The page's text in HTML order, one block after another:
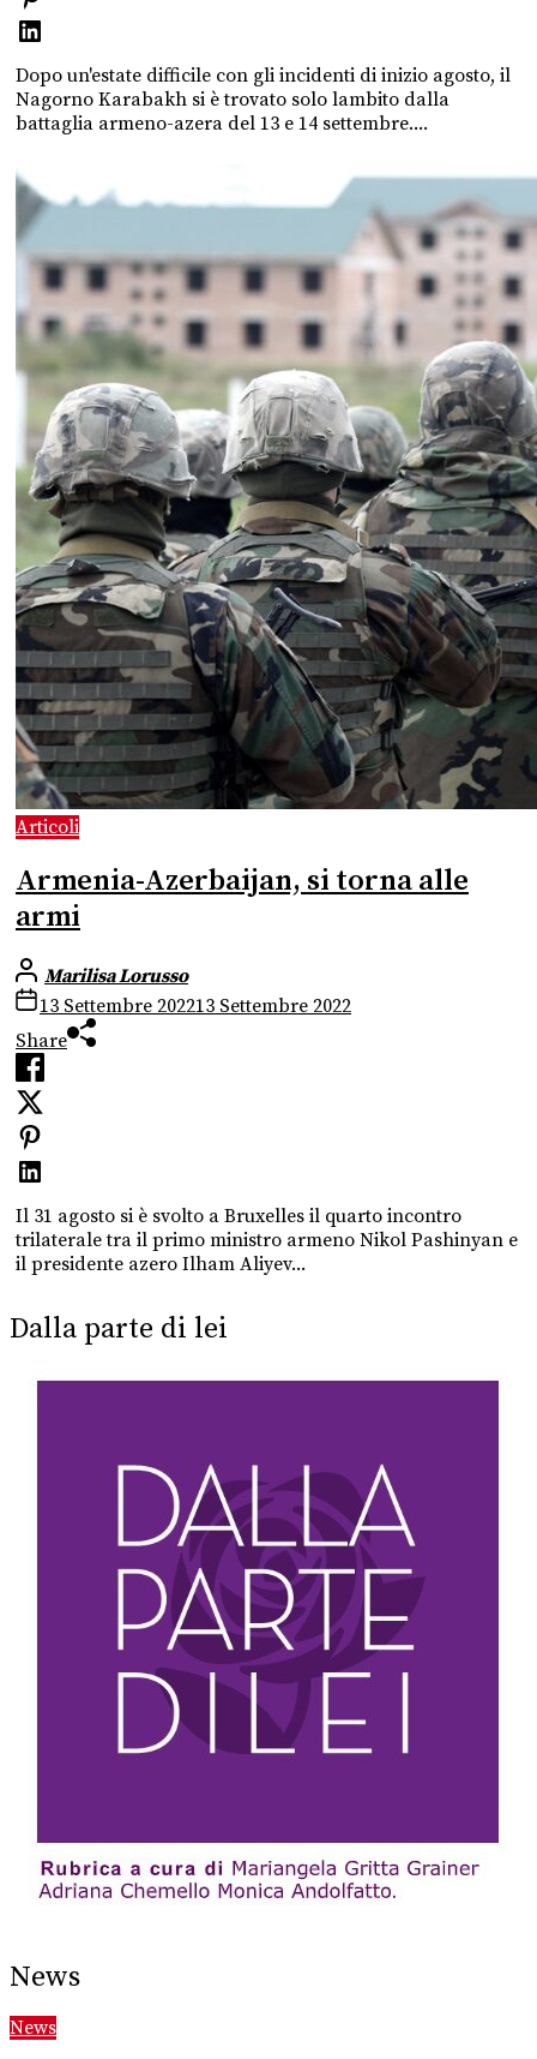
Dopo un'estate difficile con gli incidenti di inizio agosto, il
Nagorno Karabakh si è trovato solo lambito dalla
battaglia armeno-azera del 13 e 14 settembre....
Articoli
Armenia-Azerbaijan, si torna alle
armi
Marilisa Lorusso
13 Settembre 202213 Settembre 2022
Share
Il 31 agosto si è svolto a Bruxelles il quarto incontro
trilaterale tra il primo ministro armeno Nikol Pashinyan e
il presidente azero Ilham Aliyev...
Dalla parte di lei
News
News